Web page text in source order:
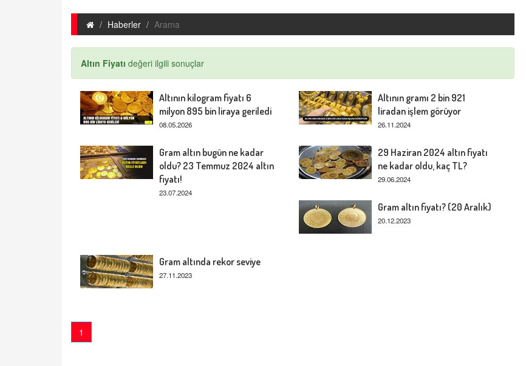
Haberler Arama
Altın Fiyatı değeri ilgili sonuçlar
Altının kilogram fiyatı 6
milyon 895 bin liraya geriledi
08.05.2026
Altının gramı 2 bin 921
liradan işlem görüyor
26.11.2024
Gram altın bugün ne kadar
oldu? 23 Temmuz 2024 altın
fiyatı!
23.07.2024
29 Haziran 2024 altın fiyatı
ne kadar oldu, kaç TL?
29.06.2024
Gram altın fiyatı? (20 Aralık)
20.12.2023
Gram altında rekor seviye
27.11.2023
1